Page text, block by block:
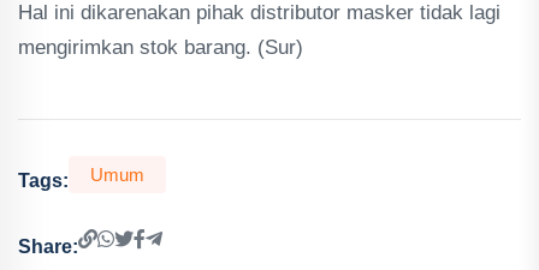
Hal ini dikarenakan pihak distributor masker tidak lagi
mengirimkan stok barang. (Sur)
Tags: Umum
Share: